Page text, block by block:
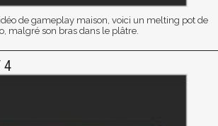
de gameplay maison, voici un melting pot de
malgré son bras dans le plâtre.
4